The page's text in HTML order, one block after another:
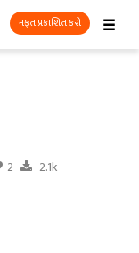
☰
મફત પ્રકાશિત કરો
2 2.1k